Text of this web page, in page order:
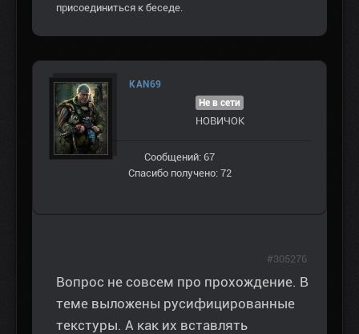
присоединиться к беседе.
KAN69
Не в сети
НОВИЧОК
Сообщений: 67
Спасибо получено: 72
Вопрос не совсем про прохождение. В
теме выложены русифицированные
текстуры. А как их вставлять
#305276